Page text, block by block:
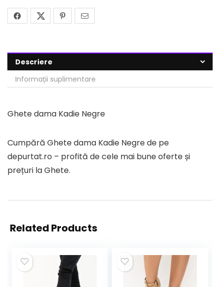
Descriere
Informații suplimentare
Ghete dama Kadie Negre
Cumpără Ghete dama Kadie Negre de pe
depurtat.ro – profită de cele mai bune oferte și
prețuri la Ghete.
Related Products